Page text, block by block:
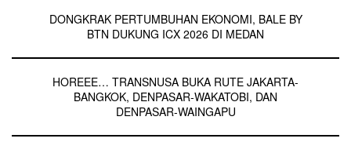
DONGKRAK PERTUMBUHAN EKONOMI, BALE BY
BTN DUKUNG ICX 2026 DI MEDAN
HOREEE… TRANSNUSA BUKA RUTE JAKARTA-
BANGKOK, DENPASAR-WAKATOBI, DAN
DENPASAR-WAINGAPU